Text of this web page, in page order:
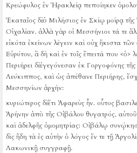
Κρεώφυλος ἐν Ἡρακλείᾳ πεποίηκεν
Ἑκαταῖος δὲ ὁ Μιλήσιος ἐν Σκίῳ μοίρᾳ τῆς
Οἰχαλίαν. ἀλλὰ γὰρ οἱ Μεσσήνιοι τά τε
εἰκότα ἐκείνων λέγειν καὶ οὐχ ἥκιστα
Εὐρύτου, ἃ δὴ καὶ ἐν τοῖς ἔπειτά που <ὁ>
Περιήρει δὲ ἐγεγόνεσαν ἐκ Γοργοφόνης
Λεύκιππος, καὶ ὡς ἀπέθανε Περιήρης,
Μεσσηνίων ἀρχήν:
κυριώτερος δὲ ἔτι Ἀφαρεὺς ἦν. οὗτος
Ἀρήνην ἀπὸ τῆς Οἰβάλου θυγατρός, αὑτοῦ
καὶ ἀδελφῆς ὁμομητρίας: Οἰβάλῳ
δὶς ἤδη τὰ ἐς αὐτὴν ὁ λόγος ἔν τε τῇ
Λακωνικῇ συγγραφῇ.